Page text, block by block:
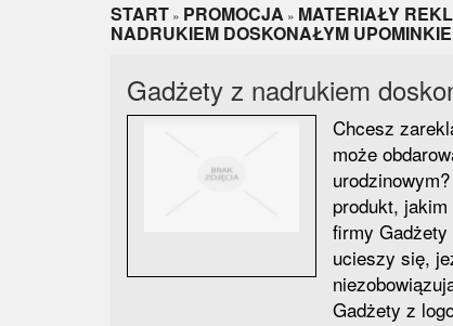
START » PROMOCJA » MATERIAŁY
NADRUKIEM DOSKONAŁYM
Gadżety z nadrukiem
Chcesz
może
produkt,
firmy Gadżety
ucieszy się,
Gadżety z